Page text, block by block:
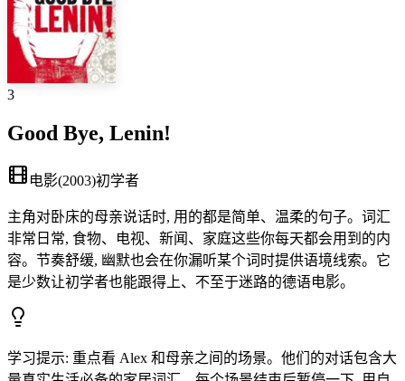
3
Good Bye, Lenin!
电影(2003)初学者
主角对卧床的母亲说话时, 用的都是简单、温柔的句子。词汇
非常日常, 食物、电视、新闻、家庭这些你每天都会用到的内
容。节奏舒缓, 幽默也会在你漏听某个词时提供语境线索。它
是少数让初学者也能跟得上、不至于迷路的德语电影。
学习提示: 重点看 Alex 和母亲之间的场景。他们的对话包含大